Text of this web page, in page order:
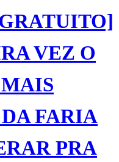
VEZ O
FARIA
PRA